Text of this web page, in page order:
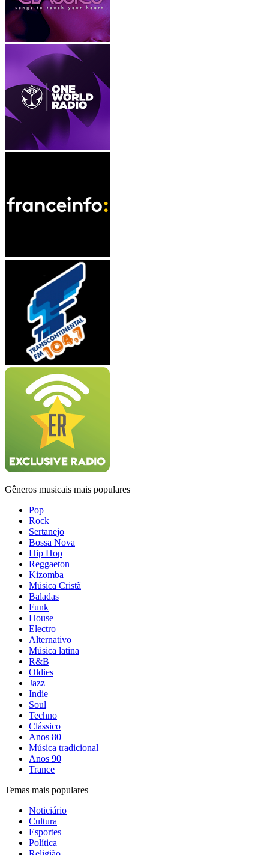
Gêneros musicais mais populares
Pop
Rock
Sertanejo
Bossa Nova
Hip Hop
Reggaeton
Kizomba
Música Cristã
Baladas
Funk
House
Electro
Alternativo
Música latina
R&B
Oldies
Jazz
Indie
Soul
Techno
Clássico
Anos 80
Música tradicional
Anos 90
Trance
Temas mais populares
Noticiário
Cultura
Esportes
Política